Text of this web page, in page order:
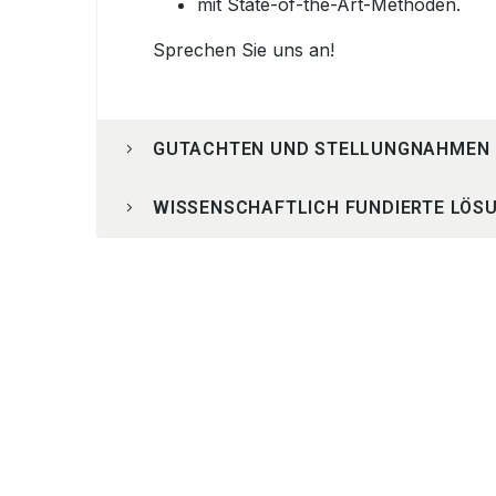
mit State-of-the-Art-Methoden.
Sprechen Sie uns an!
GUTACHTEN UND STELLUNGNAHMEN
WISSENSCHAFTLICH FUNDIERTE